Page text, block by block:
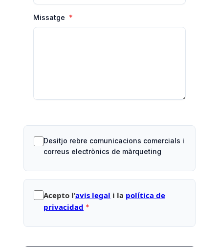
Missatge
Desitjo rebre comunicacions comercials i
correus electrònics de màrqueting
Acepto l'avis legal i la política de
privacidad